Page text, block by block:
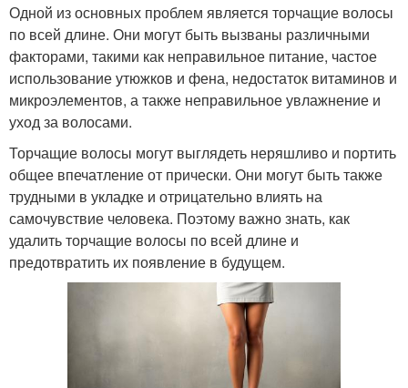
Одной из основных проблем является торчащие волосы
по всей длине. Они могут быть вызваны различными
факторами, такими как неправильное питание, частое
использование утюжков и фена, недостаток витаминов и
микроэлементов, а также неправильное увлажнение и
уход за волосами.
Торчащие волосы могут выглядеть неряшливо и портить
общее впечатление от прически. Они могут быть также
трудными в укладке и отрицательно влиять на
самочувствие человека. Поэтому важно знать, как
удалить торчащие волосы по всей длине и
предотвратить их появление в будущем.